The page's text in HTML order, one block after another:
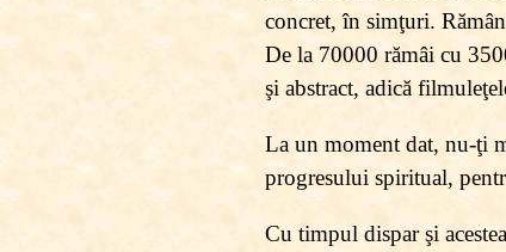
concret, în simţuri.
De la 70000 rămâi cu
şi abstract, adică
La un moment dat, nu-ţi
progresului spiritual,
Cu timpul dispar şi